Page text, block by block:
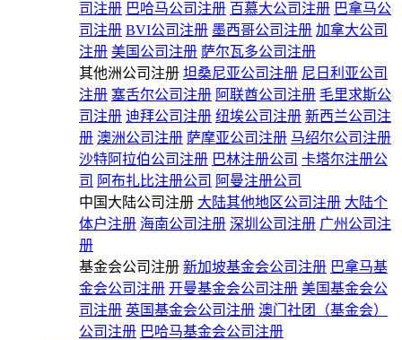
司注册 巴哈马公司注册 百慕大公司注册 巴拿马公
司注册 BVI公司注册 墨西哥公司注册 加拿大公司
注册 美国公司注册 萨尔瓦多公司注册
其他洲公司注册 坦桑尼亚公司注册 尼日利亚公司
注册 塞舌尔公司注册 阿联酋公司注册 毛里求斯公
司注册 迪拜公司注册 纽埃公司注册 新西兰公司注
册 澳洲公司注册 萨摩亚公司注册 马绍尔公司注册
沙特阿拉伯公司注册 巴林注册公司 卡塔尔注册公
司 阿布扎比注册公司 阿曼注册公司
中国大陆公司注册 大陆其他地区公司注册 大陆个
体户注册 海南公司注册 深圳公司注册 广州公司注
册
基金会公司注册 新加坡基金会公司注册 巴拿马基
金会公司注册 开曼基金会公司注册 美国基金会公
司注册 英国基金会公司注册 澳门社团（基金会）
公司注册 巴哈马基金会公司注册